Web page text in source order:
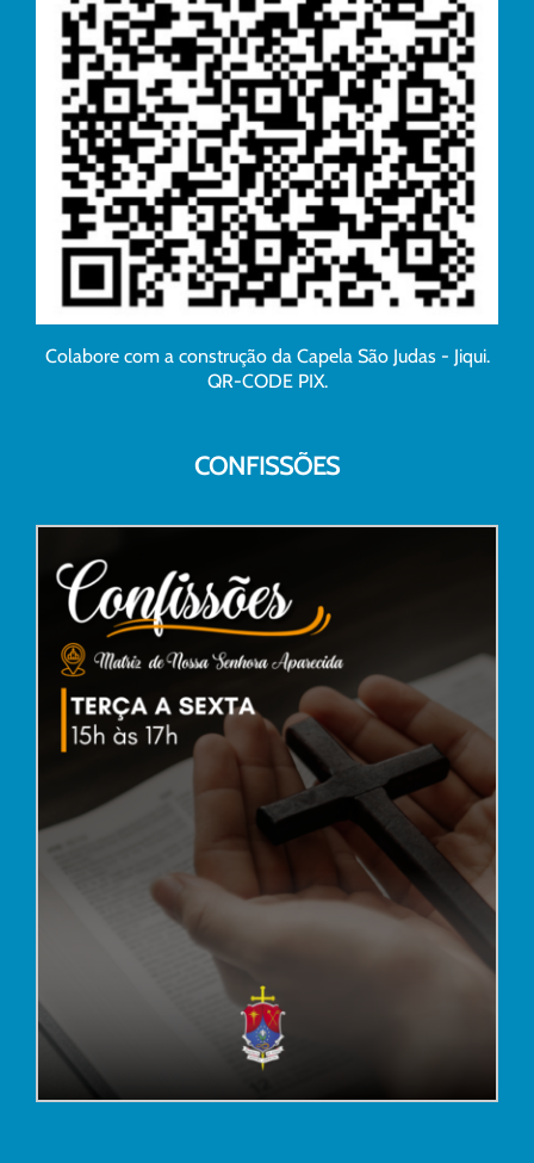
Colabore com a construção da Capela São Judas - Jiqui.
QR-CODE PIX.
CONFISSÕES